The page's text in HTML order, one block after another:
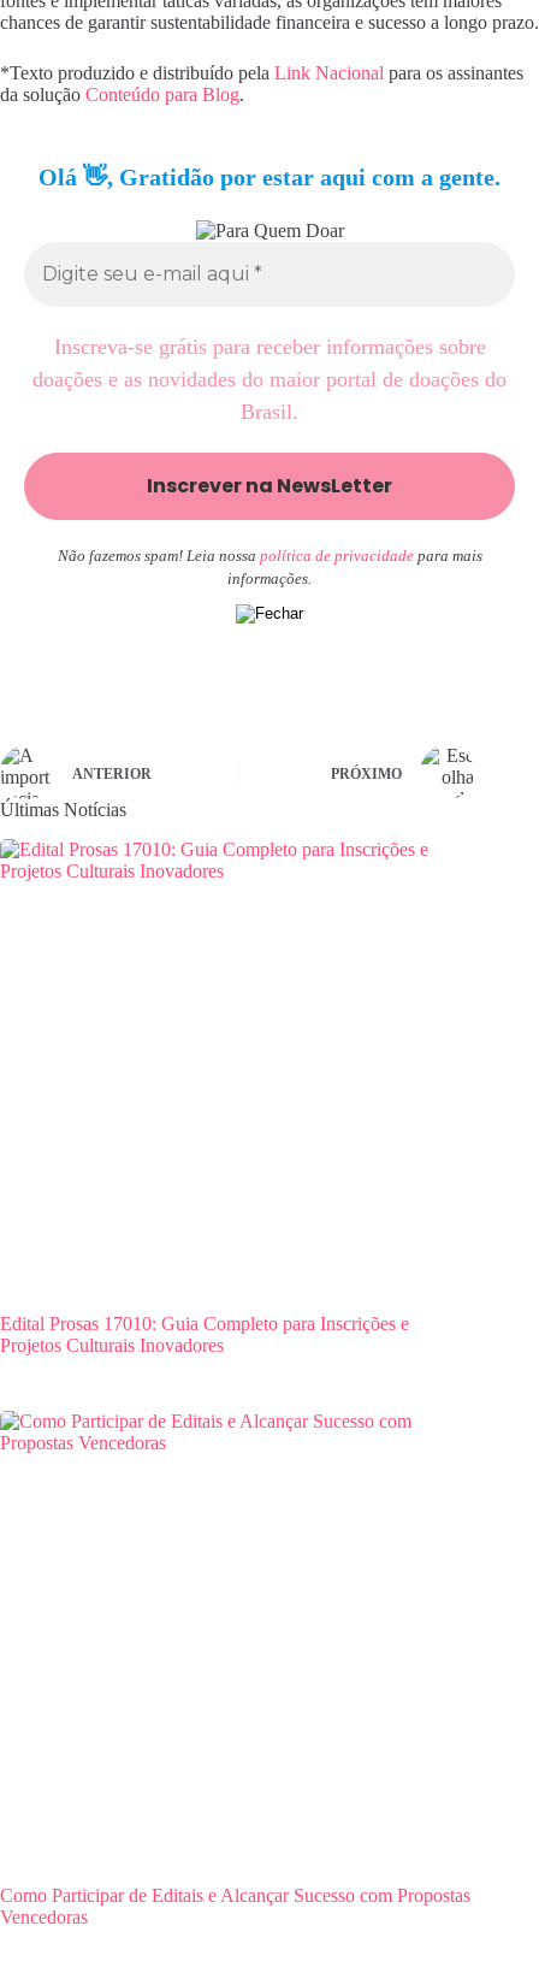
chances de garantir sustentabilidade financeira e sucesso a longo prazo.
*Texto produzido e distribuído pela Link Nacional para os assinantes
da solução Conteúdo para Blog.
Olá 👋, Gratidão por estar aqui com a gente.
Inscreva-se grátis para receber informações sobre
doações e as novidades do maior portal de doações do
Brasil.
Não fazemos spam! Leia nossa política de privacidadepara mais
informações.
ANTERIOR PRÓXIMO
Últimas Notícias
Edital Prosas 17010: Guia Completo para Inscrições e
Projetos Culturais Inovadores
Como Participar de Editais e Alcançar Sucesso com Propostas
Vencedoras